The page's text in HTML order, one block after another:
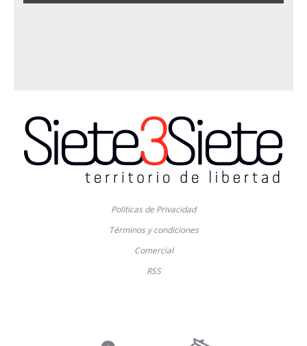
Políticas de Privacidad
Términos y condiciones
Comercial
RSS